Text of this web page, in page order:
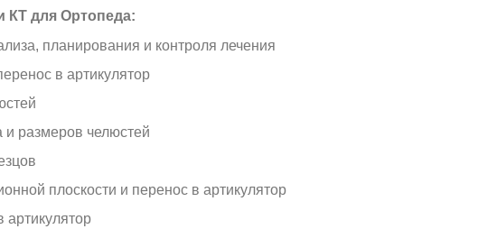
КТ для Ортопеда:
планирования и контроля лечения
в артикулятор
и размеров челюстей
плоскости и перенос в артикулятор
артикулятор